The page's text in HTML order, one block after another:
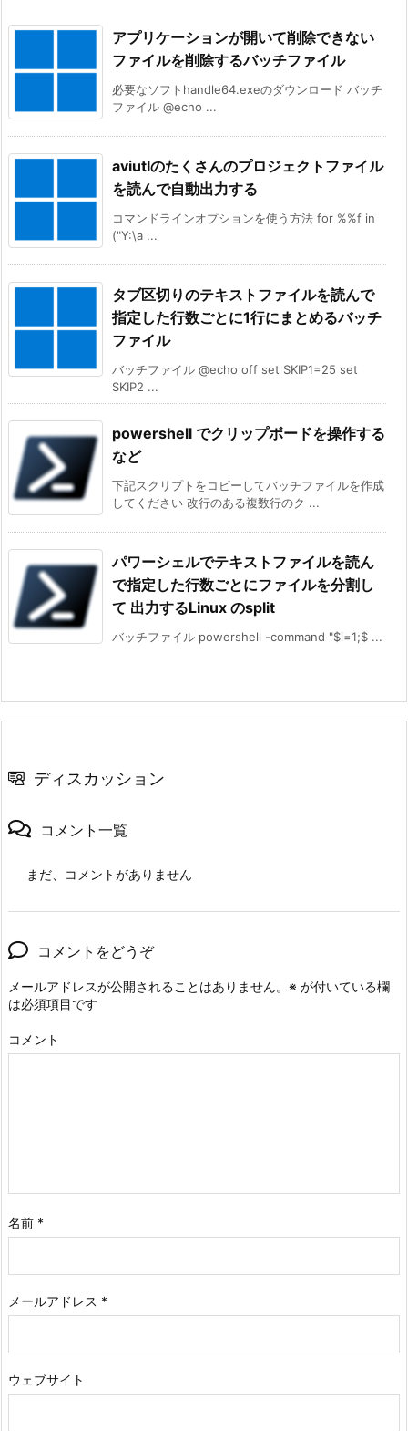
アプリケーションが開いて削除できない
ファイルを削除するバッチファイル
必要なソフトhandle64.exeのダウンロード バッチ
ファイル @echo ...
aviutlのたくさんのプロジェクトファイル
を読んで自動出力する
コマンドラインオプションを使う方法 for %%f in
("Y:\a ...
タブ区切りのテキストファイルを読んで
指定した行数ごとに1行にまとめるバッチ
ファイル
バッチファイル @echo off set SKIP1=25 set
SKIP2 ...
powershell でクリップボードを操作する
など
下記スクリプトをコピーしてバッチファイルを作成
してください 改行のある複数行のク ...
パワーシェルでテキストファイルを読ん
で指定した行数ごとにファイルを分割し
て 出力するLinux のsplit
バッチファイル powershell -command "$i=1;$ ...
ディスカッション
コメント一覧
まだ、コメントがありません
コメントをどうぞ
メールアドレスが公開されることはありません。 ※ が付いている欄
は必須項目です
コメント
名前 *
メールアドレス *
ウェブサイト